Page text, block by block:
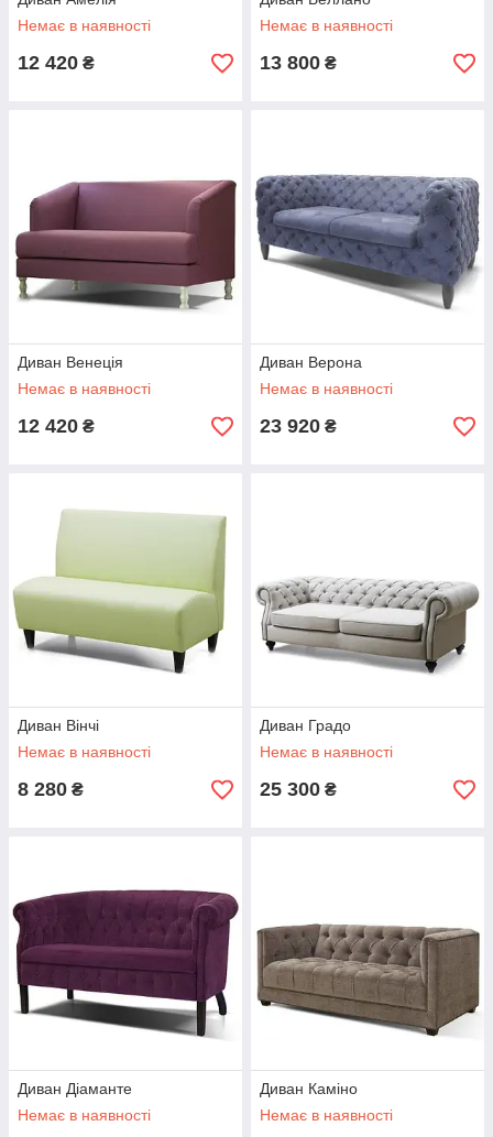
Немає в наявності
12 420 ₴
Немає в наявності
13 800 ₴
Диван Венеція
Немає в наявності
12 420 ₴
Диван Верона
Немає в наявності
23 920 ₴
Диван Вінчі
Немає в наявності
8 280 ₴
Диван Градо
Немає в наявності
25 300 ₴
Диван Діаманте
Немає в наявності
Диван Каміно
Немає в наявності